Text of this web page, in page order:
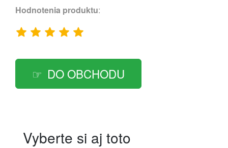
Hodnotenia produktu:
DO OBCHODU
Vyberte si aj toto